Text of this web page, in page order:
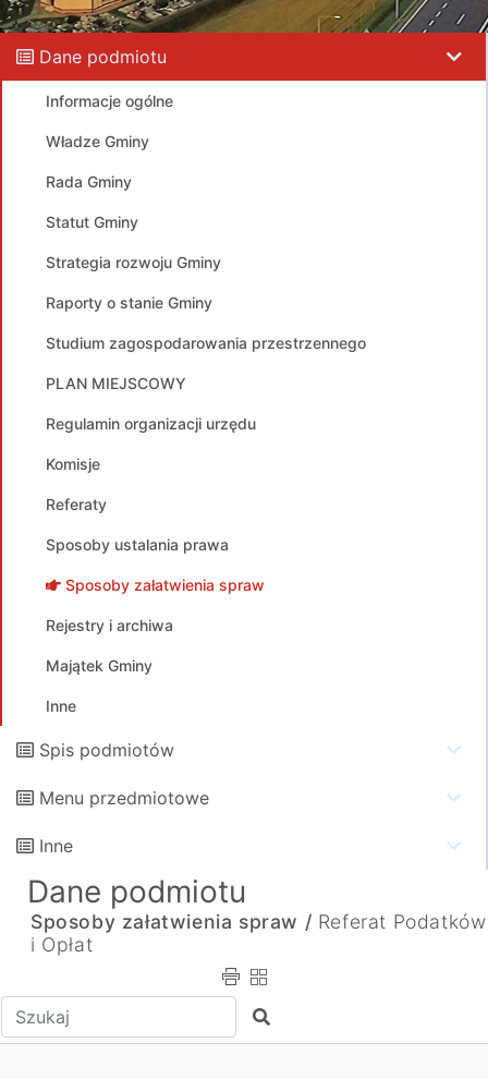
Dane podmiotu
Informacje ogólne
Władze Gminy
Rada Gminy
Statut Gminy
Strategia rozwoju Gminy
Raporty o stanie Gminy
Studium zagospodarowania przestrzennego
PLAN MIEJSCOWY
Regulamin organizacji urzędu
Komisje
Referaty
Sposoby ustalania prawa
Sposoby załatwienia spraw
Rejestry i archiwa
Majątek Gminy
Inne
Spis podmiotów
Menu przedmiotowe
Inne
Dane podmiotu
Sposoby załatwienia spraw / Referat Podatków
i Opłat
Wpisz tekst do wyszukania Szukaj